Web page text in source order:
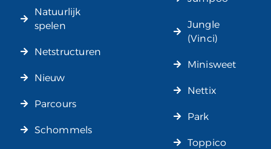
Natuurlijk
spelen
Netstructuren
Nieuw
Parcours
Schommels
Jungle
(Vinci)
Minisweet
Nettix
Park
Toppico